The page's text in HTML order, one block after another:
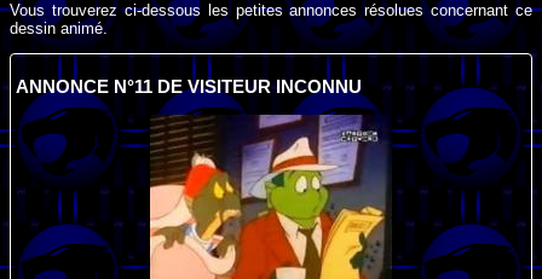
Vous trouverez ci-dessous les petites annonces résolues concernant ce
dessin animé.
ANNONCE N°11 DE VISITEUR INCONNU